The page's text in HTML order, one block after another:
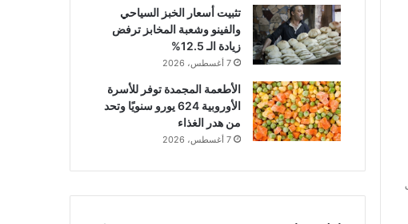
تثبيت أسعار الخبز السياحي
والفينو وشعبة المخابز ترفض
زيادة الـ 12.5%
7 أغسطس، 2026
الأطعمة المجمدة توفر للأسرة
الأوروبية 624 يورو سنويًا وتحد
من هدر الغذاء
7 أغسطس، 2026